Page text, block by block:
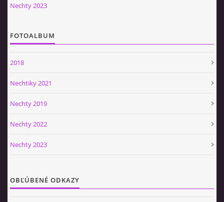
Nechty 2023
FOTOALBUM
2018
Nechtiky 2021
Nechty 2019
Nechty 2022
Nechty 2023
OBĽÚBENÉ ODKAZY